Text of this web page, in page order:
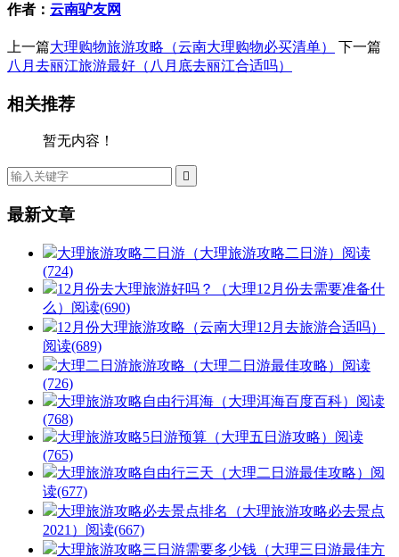
作者： 云南驴友网
上一篇大理购物旅游攻略（云南大理购物必买清单）
下一篇
八月去丽江旅游最好（八月底去丽江合适吗）
相关推荐
暂无内容！

最新文章
大理旅游攻略二日游（大理旅游攻略二日游） 阅读
(724)
12月份去大理旅游好吗？（大理12月份去需要准备什
么） 阅读(690)
12月份大理旅游攻略（云南大理12月去旅游合适吗）
阅读(689)
大理二日游旅游攻略（大理二日游最佳攻略） 阅读
(726)
大理旅游攻略自由行洱海（大理洱海百度百科） 阅读
(768)
大理旅游攻略5日游预算（大理五日游攻略） 阅读
(765)
大理旅游攻略自由行三天（大理二日游最佳攻略） 阅
读(677)
大理旅游攻略必去景点排名（大理旅游攻略必去景点
2021） 阅读(667)
大理旅游攻略三日游需要多少钱（大理三日游最佳方